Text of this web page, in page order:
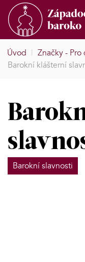
Úvod | Značky - Pro
Barokní klášterní
Barokní slavnosti